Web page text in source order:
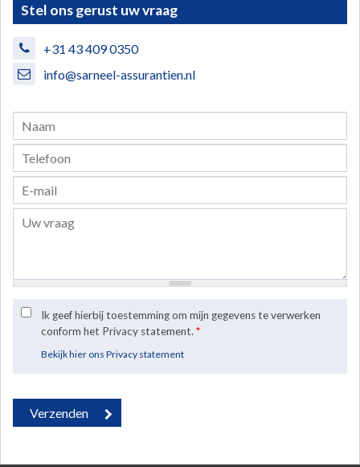
Stel ons gerust uw vraag
+31 43 409 0350
info@sarneel-assurantien.nl
Ik geef hierbij toestemming om mijn gegevens te verwerken
conform het Privacy statement. *
Bekijk hier ons Privacy statement